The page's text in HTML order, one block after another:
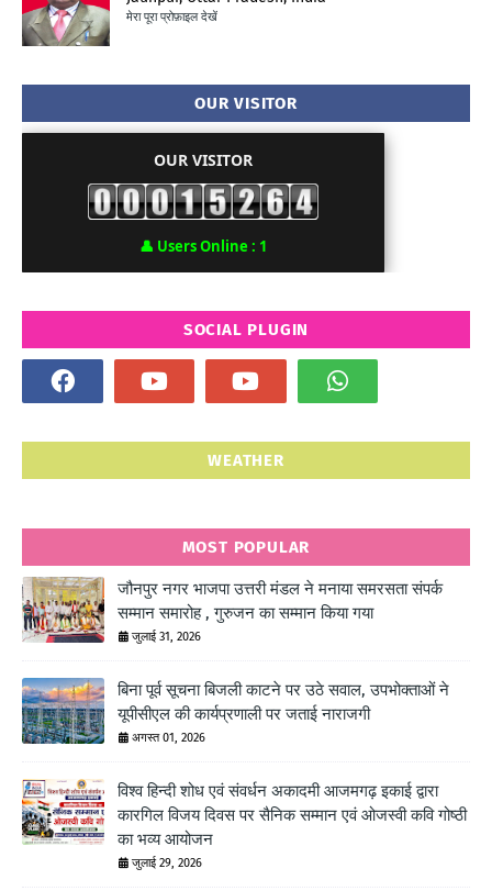
मेरा पूरा प्रोफ़ाइल देखें
OUR VISITOR
OUR VISITOR
👤 Users Online : 1
SOCIAL PLUGIN
WEATHER
MOST POPULAR
जौनपुर नगर भाजपा उत्तरी मंडल ने मनाया समरसता संपर्क
सम्मान समारोह , गुरुजन का सम्मान किया गया
जुलाई 31, 2026
बिना पूर्व सूचना बिजली काटने पर उठे सवाल, उपभोक्ताओं ने
यूपीसीएल की कार्यप्रणाली पर जताई नाराजगी
अगस्त 01, 2026
विश्व हिन्दी शोध एवं संवर्धन अकादमी आजमगढ़ इकाई द्वारा
कारगिल विजय दिवस पर सैनिक सम्मान एवं ओजस्वी कवि गोष्ठी
का भव्य आयोजन
जुलाई 29, 2026